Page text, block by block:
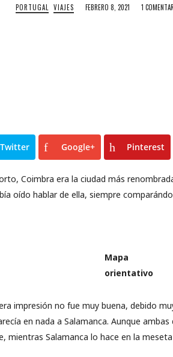
PORTUGAL VIAJES FEBRERO 8, 2021 1
Twitter Google+ Pinterest
Coimbra era la ciudad más
oído hablar de ella, siempre
Mapa
orientativo
impresión no fue muy buena, debido
en nada a Salamanca. Aunque
mientras Salamanca lo hace en la